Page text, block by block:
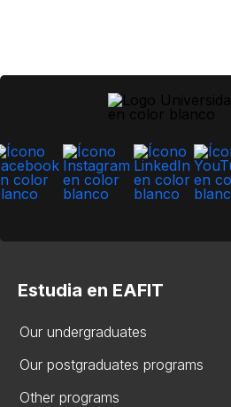
Estudia en EAFIT
Our undergraduates
Our postgraduates programs
Other programs